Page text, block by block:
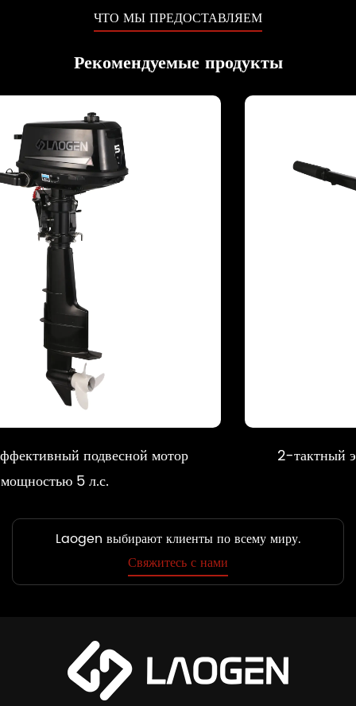
ЧТО МЫ ПРЕДОСТАВЛЯЕМ
Рекомендуемые продукты
2-тактный эффективный подвесной
Laogen выбирают клиенты по всему миру.
Свяжитесь с нами